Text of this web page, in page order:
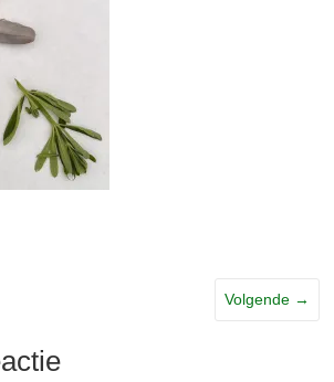
Volgende →